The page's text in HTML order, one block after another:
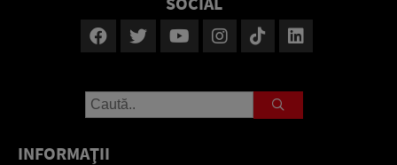
INFORMAŢII